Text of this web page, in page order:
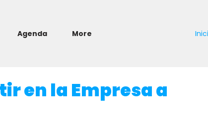
Agenda More
en la Empresa a